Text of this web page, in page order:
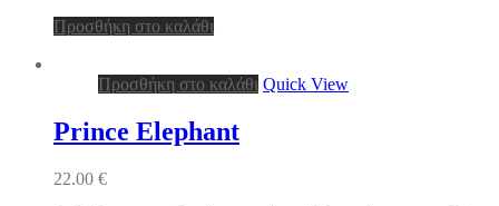
Προσθήκη στο καλάθι
Προσθήκη στο καλάθι Quick View
Prince Elephant
22.00 €